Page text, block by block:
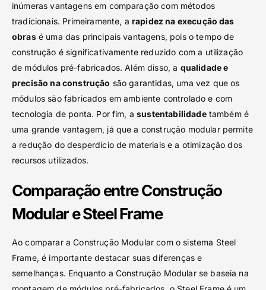
inúmeras vantagens em comparação com métodos
tradicionais. Primeiramente, a rapidez na execução das
obrasé uma das principais vantagens, pois o tempo de
construção é significativamente reduzido com a utilização
de módulos pré-fabricados. Além disso, a qualidade e
precisão na construção são garantidas, uma vez que os
módulos são fabricados em ambiente controlado e com
tecnologia de ponta. Por fim, asustentabilidadetambém é
uma grande vantagem, já que a construção modular permite
a redução do desperdício de materiais e a otimização dos
recursos utilizados.
Comparação entre Construção
Modular e Steel Frame
Ao comparar a Construção Modular com o sistema Steel
Frame, é importante destacar suas diferenças e
semelhanças. Enquanto a Construção Modular se baseia na